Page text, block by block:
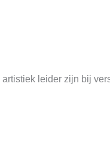
leider zijn bij